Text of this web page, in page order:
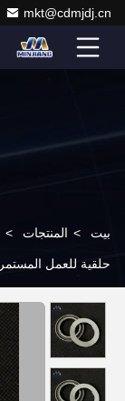
mkt@cdmjdj.cn
بيت > المنتجات >
حلقية للعمل المستمر